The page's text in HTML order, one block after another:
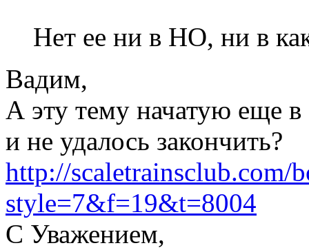
Нет ее ни в НО, ни в
Вадим,
А эту тему начатую еще
и не удалось закончить?
http://scaletrainsclub.com/
style=7&f=19&t=8004
С Уважением,